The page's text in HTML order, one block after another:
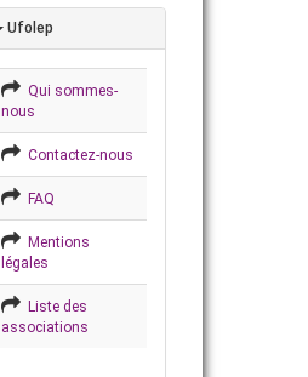
Ufolep
Qui sommes-
nous
Contactez-nous
FAQ
Mentions
légales
Liste des
associations